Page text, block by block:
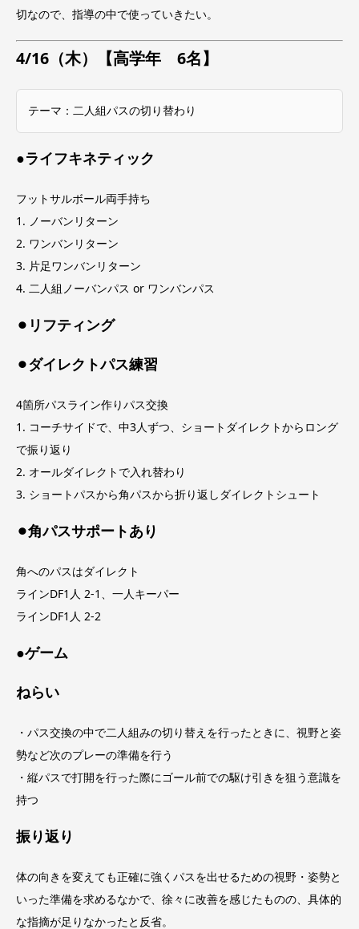
切なので、指導の中で使っていきたい。
4/16（木）【高学年 6名】
テーマ：二人組パスの切り替わり
●ライフキネティック
フットサルボール両手持ち
1. ノーバンリターン
2. ワンバンリターン
3. 片足ワンバンリターン
4. 二人組ノーバンパス or ワンバンパス
⚫︎リフティング
⚫︎ダイレクトパス練習
4箇所パスライン作りパス交換
1. コーチサイドで、中3人ずつ、ショートダイレクトからロング
で振り返り
2. オールダイレクトで入れ替わり
3. ショートパスから角パスから折り返しダイレクトシュート
⚫︎角パスサポートあり
角へのパスはダイレクト
ラインDF1人 2-1、一人キーパー
ラインDF1人 2-2
●ゲーム
ねらい
・パス交換の中で二人組みの切り替えを行ったときに、視野と姿
勢など次のプレーの準備を行う
・縦パスで打開を行った際にゴール前での駆け引きを狙う意識を
持つ
振り返り
体の向きを変えても正確に強くパスを出せるための視野・姿勢と
いった準備を求めるなかで、徐々に改善を感じたものの、具体的
な指摘が足りなかったと反省。